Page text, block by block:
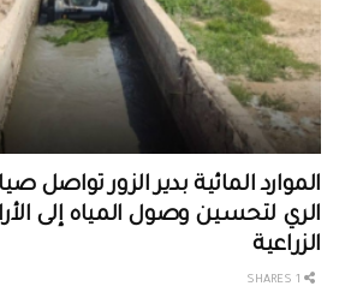
الموارد المائية بدير الزور تواصل
الري لتحسين وصول المياه إلى
الزراعية